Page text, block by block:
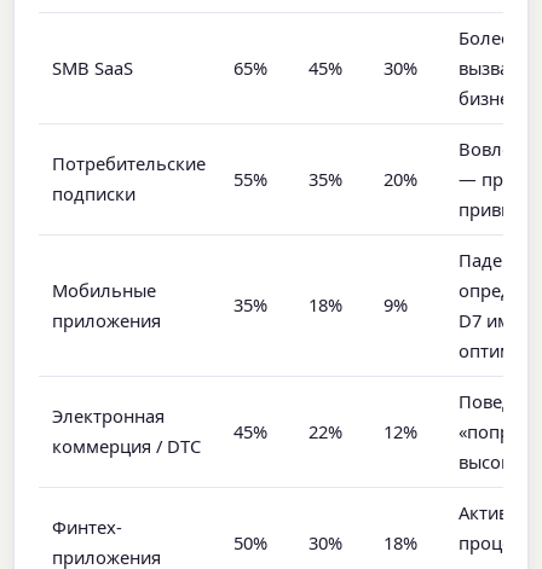
SMB SaaS 65% 45% 30%
Более
вызван
бизнеса,
Потребительские
подписки
55% 35% 20%
—
Мобильные
приложения
35% 18% 9%
Падение
D7
Электронная
коммерция / DTC
45% 22% 12%
высокий
Финтех-
приложения
50% 30% 18%